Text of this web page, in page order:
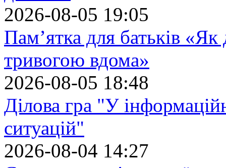
2026-08-05 19:05
Пам’ятка для батьків
тривогою вдома»
2026-08-05 18:48
Ділова гра "У
ситуацій"
2026-08-04 14:27